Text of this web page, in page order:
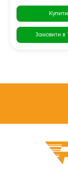
Купити
Замовити в